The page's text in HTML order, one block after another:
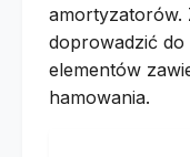
amortyzatorów.
doprowadzić
elementów
hamowania.